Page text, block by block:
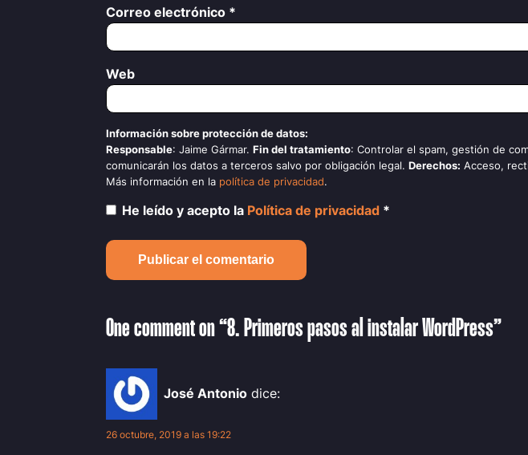
Correo electrónico *
Web
Información sobre protección de datos:
Responsable: Jaime Gármar. Fin del tratamiento: Controlar el spam, gestión de
comunicarán los datos a terceros salvo por obligación legal. Derechos: Acceso,
Más información en la política de privacidad.
He leído y acepto la Política de privacidad *
One comment on “8. Primeros pasos al instalar WordPress”
José Antonio dice:
26 octubre, 2019 a las 19:22